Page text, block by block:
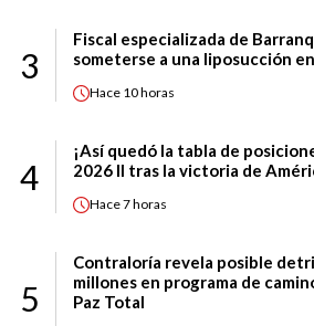
3
Fiscal especializada de
someterse a una liposucción
Hace 10 horas
4
¡Así quedó la tabla de
2026 II tras la victoria de
Hace7 horas
5
Contraloría revela posible
millones en programa de
Paz Total